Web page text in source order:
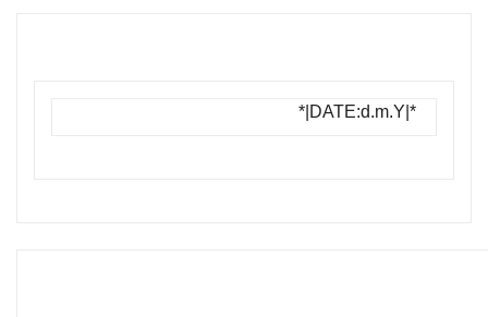
*|DATE:d.m.Y|*